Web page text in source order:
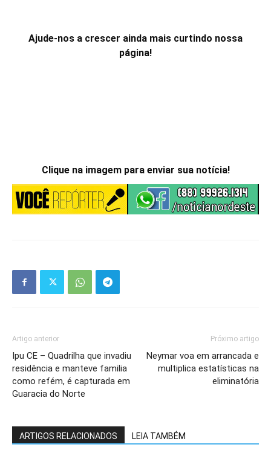
Ajude-nos a crescer ainda mais curtindo nossa
página!
Clique na imagem para enviar sua notícia!
Artigo anterior
Ipu CE – Quadrilha que invadiu
residência e manteve familia
como refém, é capturada em
Guaracia do Norte
Próximo artigo
Neymar voa em arrancada e
multiplica estatísticas na
eliminatória
ARTIGOS RELACIONADOS LEIA TAMBÉM